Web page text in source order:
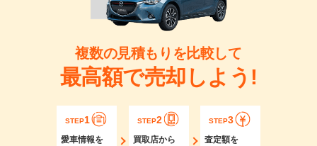
複数の見積もりを比較して
最高額で売却しよう!
STEP1
愛車情報を
STEP2
買取店から
STEP3
査定額を